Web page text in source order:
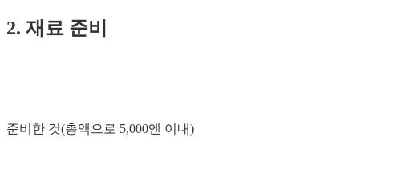
2. 재료 준비
준비한 것(총액으로 5,000엔 이내)